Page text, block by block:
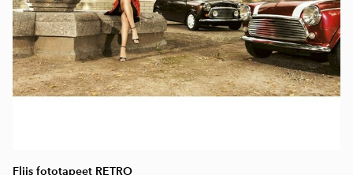
Fliis fototapeet RETRO